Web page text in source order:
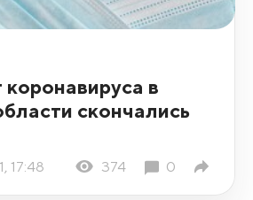
коронавируса в
скончались
17:48 374 0